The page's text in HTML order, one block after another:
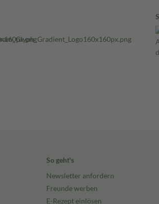
So geht's
Newsletter anfordern
Freunde werben
E-Rezept einlösen